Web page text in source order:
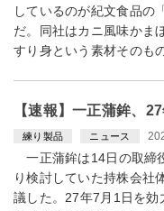
しているのが紀文食品の
だ。同社はカニ風味かま
すり身という素材そのも
【速報】一正蒲鉾、
練り製品 ニュース
一正蒲鉾は14日の取締
り検討していた持株会社
議した。27年7月1日を効